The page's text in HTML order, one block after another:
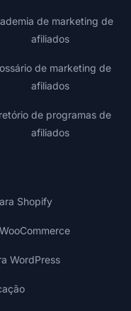
de marketing de
afiliados
de marketing de
afiliados
de programas de
afiliados
Shopify
WordPress